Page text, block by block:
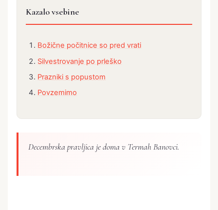
Kazalo vsebine
Božične počitnice so pred vrati
Silvestrovanje po prleško
Prazniki s popustom
Povzemimo
Decembrska pravljica je doma v Termah Banovci.